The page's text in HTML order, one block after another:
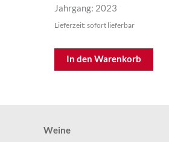
Jahrgang: 2023
Lieferzeit: sofort lieferbar
In den Warenkorb
Weine